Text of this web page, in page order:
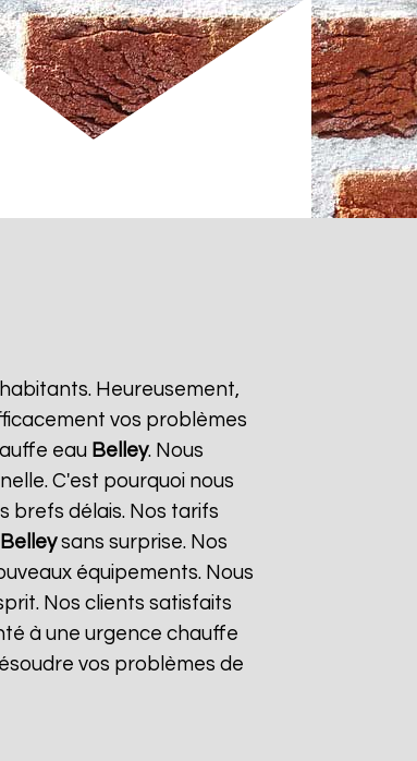
Heureusement,
vos problèmes
eau Belley. Nous
C'est pourquoi nous
brefs délais. Nos tarifs
Belleysans surprise. Nos
équipements. Nous
Nos clients satisfaits
à une urgence chauffe
vos problèmes de